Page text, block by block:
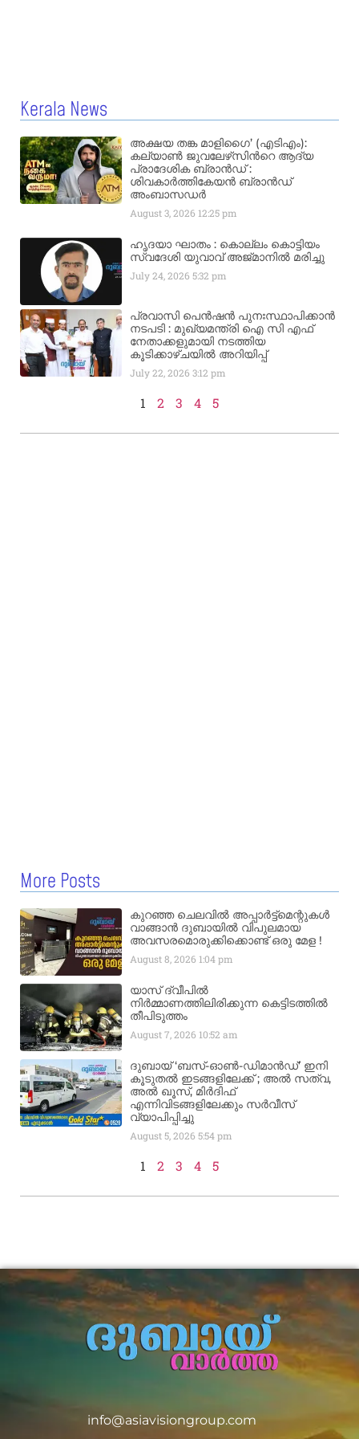
Kerala News
അക്ഷയ തങ്ക മാളിഗൈ’ (എടിഎം):
കല്യാണ്‍ ജുവലേഴ്‌സിന്‍റെ ആദ്യ
പ്രാദേശിക ബ്രാന്‍ഡ് :
ശിവകാര്‍ത്തികേയന്‍ ബ്രാന്‍ഡ്
അംബാസഡര്‍
August 3, 2026 12:25 pm
ഹൃദയാ ഘാതം : കൊല്ലം കൊട്ടിയം
സ്വദേശി യുവാവ് അജ്മാനിൽ മരിച്ചു
July 24, 20265:32 pm
പ്രവാസി പെൻഷൻ പുനഃസ്ഥാപിക്കാൻ
നടപടി : മുഖ്യമന്ത്രി ഐ സി എഫ്
നേതാക്കളുമായി നടത്തിയ
കൂടിക്കാഴ്ചയിൽ അറിയിപ്പ്
July 22, 20263:12 pm
1 2 3 4 5
More Posts
കുറഞ്ഞ ചെലവിൽ അപ്പാർട്ട്മെന്റുകൾ
വാങ്ങാൻ ദുബായിൽ വിപുലമായ
അവസരമൊരുക്കിക്കൊണ്ട് ഒരു മേള !
August 8, 2026 1:04 pm
യാസ് ദ്വീപിൽ
നിർമ്മാണത്തിലിരിക്കുന്ന കെട്ടിടത്തിൽ
തീപിടുത്തം
August 7, 2026 10:52 am
ദുബായ് ‘ബസ്-ഓൺ-ഡിമാൻഡ്’ ഇനി
കൂടുതൽ ഇടങ്ങളിലേക്ക് ; അൽ സത്വ,
അൽ ഖൂസ്, മിർദിഫ്
എന്നിവിടങ്ങളിലേക്കും സർവീസ്
വ്യാപിപ്പിച്ചു
August 5, 20265:54 pm
1 2 3 4 5
info@asiavisiongroup.com